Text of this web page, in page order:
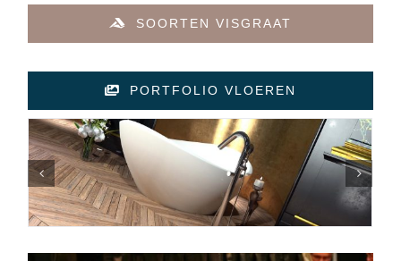
SOORTEN VISGRAAT
PORTFOLIO VLOEREN